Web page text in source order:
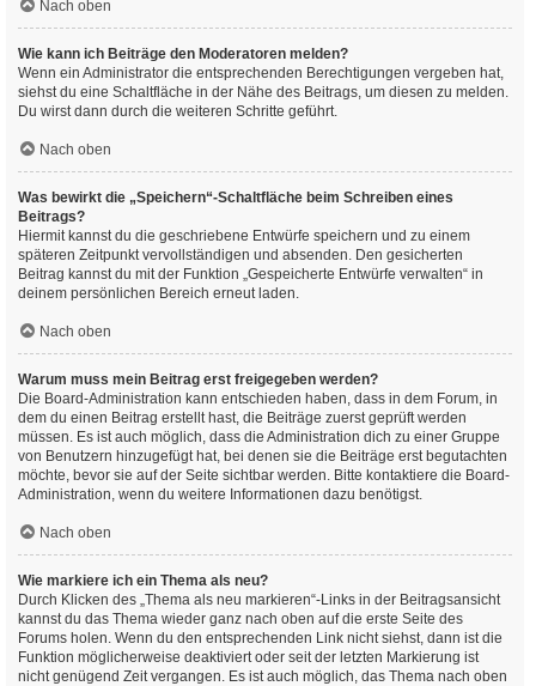
Nach oben
Wie kann ich Beiträge den Moderatoren melden?
Wenn ein Administrator die entsprechenden Berechtigungen vergeben hat,
siehst du eine Schaltfläche in der Nähe des Beitrags, um diesen zu melden.
Du wirst dann durch die weiteren Schritte geführt.
Nach oben
Was bewirkt die „Speichern“-Schaltfläche beim Schreiben eines
Beitrags?
Hiermit kannst du die geschriebene Entwürfe speichern und zu einem
späteren Zeitpunkt vervollständigen und absenden. Den gesicherten
Beitrag kannst du mit der Funktion „Gespeicherte Entwürfe verwalten“ in
deinem persönlichen Bereich erneut laden.
Nach oben
Warum muss mein Beitrag erst freigegeben werden?
Die Board-Administration kann entschieden haben, dass in dem Forum, in
dem du einen Beitrag erstellt hast, die Beiträge zuerst geprüft werden
müssen. Es ist auch möglich, dass die Administration dich zu einer Gruppe
von Benutzern hinzugefügt hat, bei denen sie die Beiträge erst begutachten
möchte, bevor sie auf der Seite sichtbar werden. Bitte kontaktiere die Board-
Administration, wenn du weitere Informationen dazu benötigst.
Nach oben
Wie markiere ich ein Thema als neu?
Durch Klicken des „Thema als neu markieren“-Links in der Beitragsansicht
kannst du das Thema wieder ganz nach oben auf die erste Seite des
Forums holen. Wenn du den entsprechenden Link nicht siehst, dann ist die
Funktion möglicherweise deaktiviert oder seit der letzten Markierung ist
nicht genügend Zeit vergangen. Es ist auch möglich, das Thema nach oben